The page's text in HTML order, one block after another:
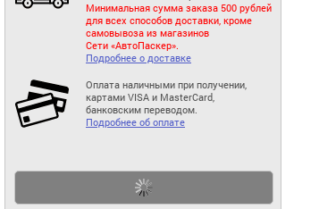
Минимальная сумма заказа 500 рублей
для всех способов доставки, кроме
самовывоза из магазинов
Сети «АвтоПаскер».
Подробнее о доставке
Оплата наличными при получении,
картами VISA и MasterCard,
банковским переводом.
Подробнее об оплате